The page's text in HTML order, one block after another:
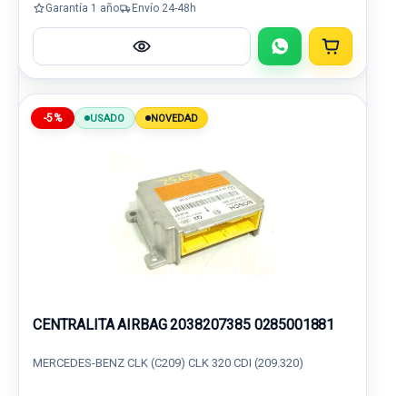
Garantía 1 año Envío 24-48h
-5% USADO NOVEDAD
CENTRALITA AIRBAG 2038207385 0285001881
MERCEDES-BENZ CLK (C209) CLK 320 CDI (209.320)